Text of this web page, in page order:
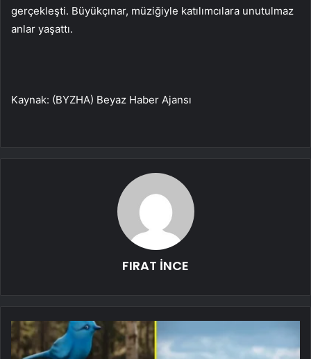
gerçekleşti. Büyükçınar, müziğiyle katılımcılara unutulmaz
anlar yaşattı.
Kaynak: (BYZHA) Beyaz Haber Ajansı
FIRAT İNCE